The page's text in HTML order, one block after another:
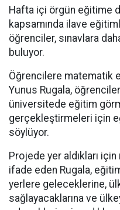
Hafta içi örgün eğitime
kapsamında ilave
öğrenciler, sınavlara
buluyor.
Öğrencilere matematik
Yunus Rugala,
üniversitede eğitim
gerçekleştirmeleri için
söylüyor.
Projede yer aldıkları
ifade eden Rugala,
yerlere geleceklerine,
sağlayacaklarına ve